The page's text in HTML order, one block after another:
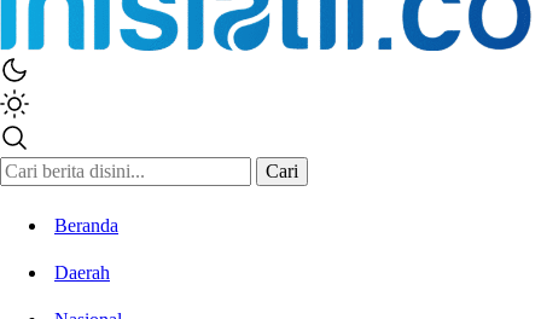
Inisiatif.co
Stay Connected Stay Informed
Cari
Beranda
Daerah